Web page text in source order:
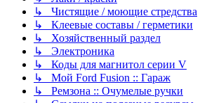
↳ Чистящие / моющие стредства
↳ Клеевые составы / герметики
↳ Хозяйственный раздел
↳ Электроника
↳ Коды для магнитол серии V
↳ Мой Ford Fusion :: Гараж
↳ Ремзона :: Очумелые ручки